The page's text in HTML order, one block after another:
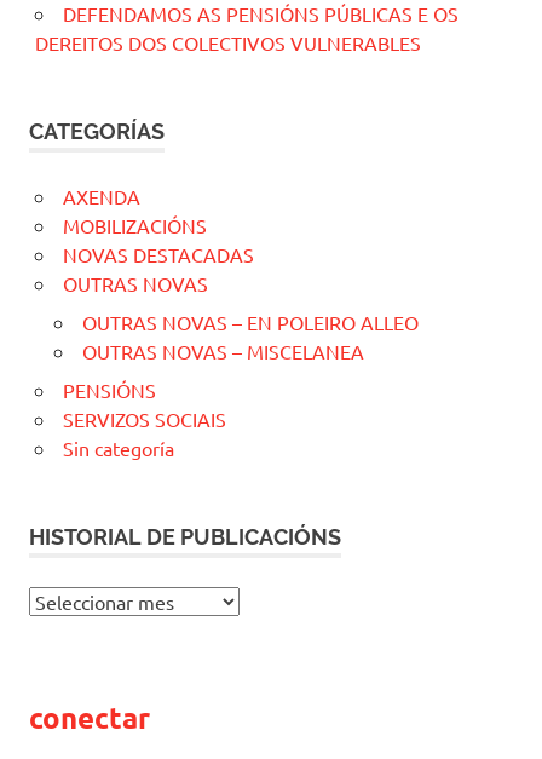
DEFENDAMOS AS PENSIÓNS PÚBLICAS E OS
DEREITOS DOS COLECTIVOS VULNERABLES
CATEGORÍAS
AXENDA
MOBILIZACIÓNS
NOVAS DESTACADAS
OUTRAS NOVAS
OUTRAS NOVAS – EN POLEIRO ALLEO
OUTRAS NOVAS – MISCELANEA
PENSIÓNS
SERVIZOS SOCIAIS
Sin categoría
HISTORIAL DE PUBLICACIÓNS
H
O
conectar